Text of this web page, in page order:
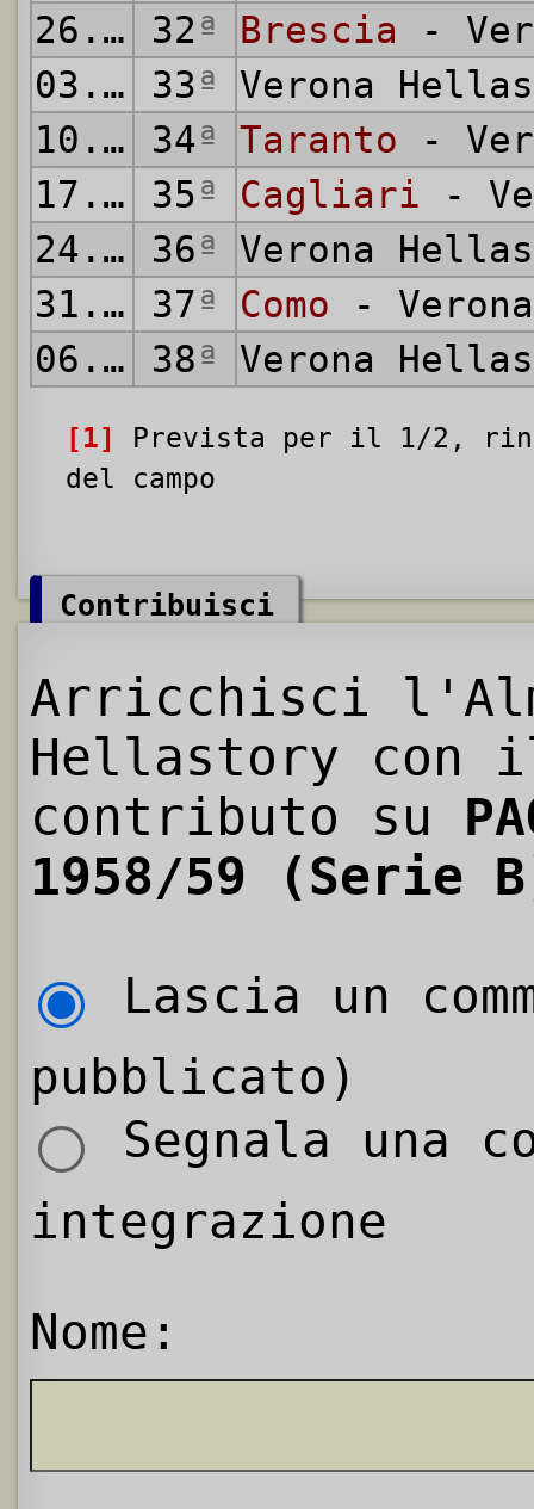
26.04.1959
32ª Brescia -
03.05.1959
33ª
Verona
10.05.1959
34ª Taranto -
17.05.1959
35ª Cagliari -
24.05.1959
36ª
Verona
31.05.1959
37ª Como -
06.06.1959
38ª Verona
[1]
Prevista per il 1/2,
del campo
Contribuisci
Arricchisci
Hellastory con
contributo su
1958/59 (Serie
Lascia un
pubblicato)
Segnala una
integrazione
Nome: